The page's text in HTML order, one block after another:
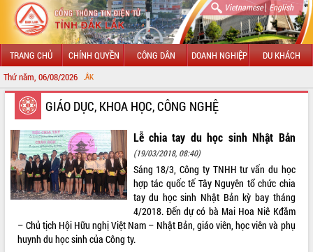
Vietnamese| English
TRANG CHỦ CHÍNH QUYỀN CÔNG DÂN DOANH NGHIỆP DU KHÁCH
Thứ năm, 06/08/2026
GIỚI THIỆU
LÃNH ĐẠO UBND TỈNH
TIN TỨC SỰ KIỆN
SỞ, BAN, NGÀNH
THÔNG TIN CHỈ ĐẠO ĐIỀU HÀNH
GIÁO DỤC, KHOA HỌC, CÔNG NGHỆ
Lễ chia tay du học sinh Nhật Bản
(19/03/2018, 08:40)
Sáng 18/3, Công ty TNHH tư vấn du học
hợp tác quốc tế Tây Nguyên tổ chức chia
tay du học sinh Nhật Bản kỳ bay tháng
4/2018. Đến dự có bà Mai Hoa Niê Kđăm
– Chủ tịch Hội Hữu nghị Việt Nam – Nhật Bản, giáo viên, học viên và phụ
huynh du học sinh của Công ty.